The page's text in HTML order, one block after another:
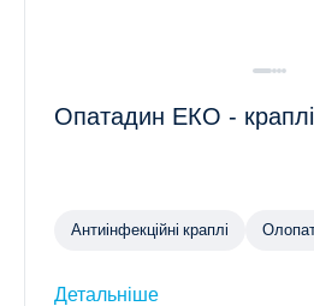
Опатадин ЕКО - краплі
Антиінфекційні краплі
Детальніше